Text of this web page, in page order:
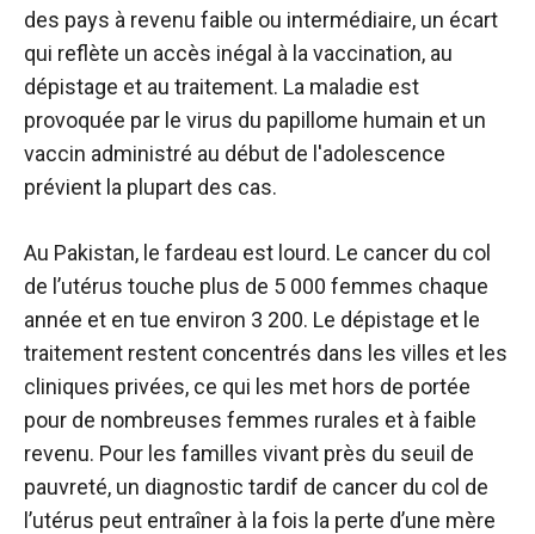
des pays à revenu faible ou intermédiaire, un écart
qui reflète un accès inégal à la vaccination, au
dépistage et au traitement. La maladie est
provoquée par le virus du papillome humain et un
vaccin administré au début de l'adolescence
prévient la plupart des cas.
Au Pakistan, le fardeau est lourd. Le cancer du col
de l’utérus touche plus de 5 000 femmes chaque
année et en tue environ 3 200. Le dépistage et le
traitement restent concentrés dans les villes et les
cliniques privées, ce qui les met hors de portée
pour de nombreuses femmes rurales et à faible
revenu. Pour les familles vivant près du seuil de
pauvreté, un diagnostic tardif de cancer du col de
l’utérus peut entraîner à la fois la perte d’une mère